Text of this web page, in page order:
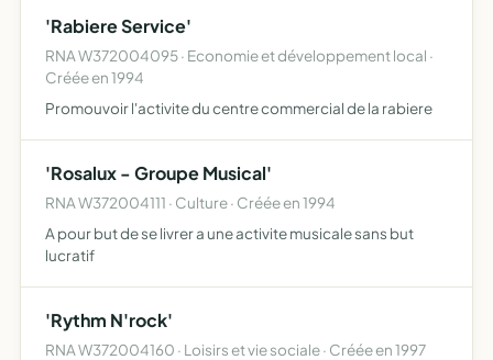
'Rabiere Service'
RNA W372004095 · Economie et développement local ·
Créée en 1994
Promouvoir l'activite du centre commercial de la rabiere
'Rosalux - Groupe Musical'
RNA W372004111 · Culture · Créée en 1994
A pour but de se livrer a une activite musicale sans but
lucratif
'Rythm N'rock'
RNA W372004160 · Loisirs et vie sociale · Créée en 1997